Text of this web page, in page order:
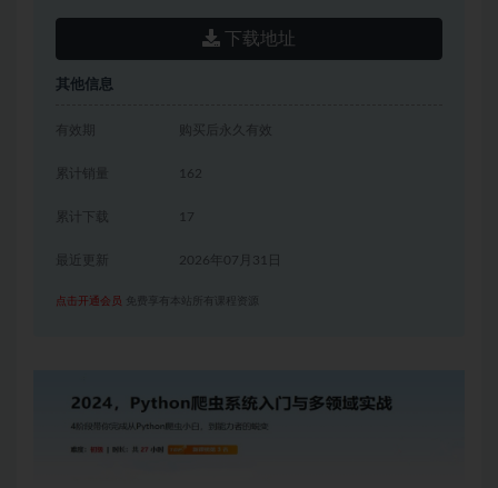
下载地址
其他信息
有效期 购买后永久有效
累计销量 162
累计下载 17
2026年07月31日
点击开通会员 免费享有本站所有课程资源